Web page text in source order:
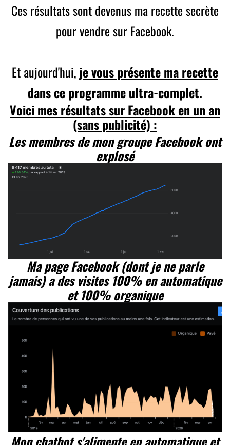
Ces résultats sont devenus ma recette secrète
pour vendre sur Facebook.
Et aujourd'hui,je vous présente ma recette
dans ce programme ultra-complet.
Voici mes résultats sur Facebook en un an
(sans publicité) :
Les membres de mon groupe Facebook ont
explosé
Ma page Facebook (dont je ne parle
jamais) a des visites 100% en automatique
et 100% organique
Mon chatbot s'alimente en automatique et